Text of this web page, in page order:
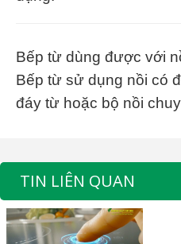
Bếp từ dùng được với
Bếp từ sử dụng nồi có
đáy từ hoặc bộ nồi
TIN LIÊN QUAN